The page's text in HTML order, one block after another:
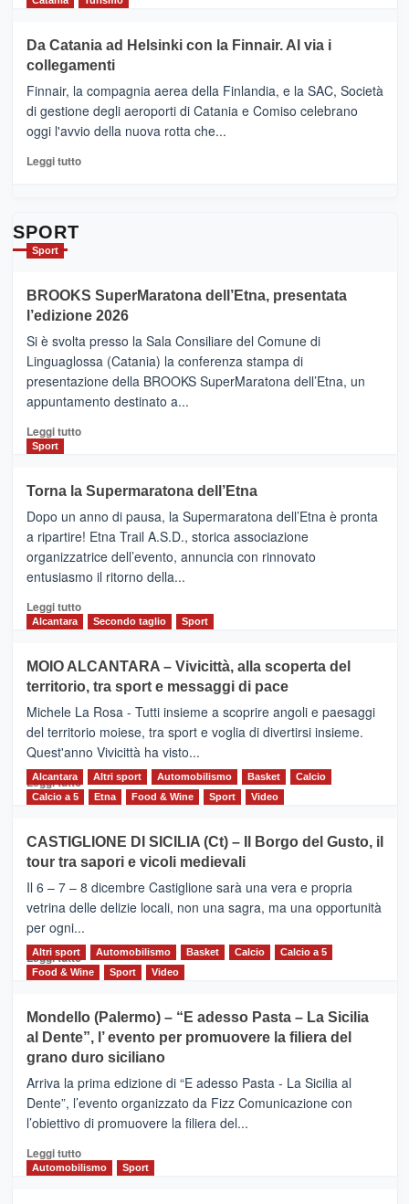
tappe
dell’enoturismo
RANDAZZO
–
Ci
siamo
quasi….
pronti
per
Da Catania ad Helsinki con la Finnair. Al via i
collegamenti
Finnair, la compagnia aerea della Finlandia, e la SAC, Società
di gestione degli aeroporti di Catania e Comiso celebrano
oggi l'avvio della nuova rotta che...
Leggi tuttoLeggi
con
la
Al
via
i
collegamenti
SPORT
Sport
BROOKS SuperMaratona dell’Etna, presentata
l’edizione 2026
Si è svolta presso la Sala Consiliare del Comune di
Linguaglossa (Catania) la conferenza stampa di
presentazione della BROOKS SuperMaratona dell’Etna, un
appuntamento destinato a...
Leggi tuttoLeggi
BROOKS
SuperMaratona
dell’Etna,
presentata
l’edizione
2026
Sport
Torna la Supermaratona dell’Etna
Dopo un anno di pausa, la Supermaratona dell’Etna è pronta
a ripartire! Etna Trail A.S.D., storica associazione
organizzatrice dell’evento, annuncia con rinnovato
entusiasmo il ritorno della...
Leggi tuttoLeggi
Torna
la
Supermaratona
dell’Etna
Alcantara Secondo taglio Sport
MOIO ALCANTARA – Vivicittà, alla scoperta del
territorio, tra sport e messaggi di pace
Michele La Rosa - Tutti insieme a scoprire angoli e paesaggi
del territorio moiese, tra sport e voglia di divertirsi insieme.
Quest'anno Vivicittà ha visto...
Leggi tutto Leggi
MOIO
ALCANTARA
–
Vivicittà,
alla
scoperta
del
territorio,
e
messaggi
di
Alcantara Altri sport Automobilismo Basket
Calcio
Calcio a 5
Etna Food & Wine Sport Video
CASTIGLIONE DI SICILIA (Ct) – Il Borgo del Gusto, il
tour tra sapori e vicoli medievali
Il 6 – 7 – 8 dicembre Castiglione sarà una vera e propria
vetrina delle delizie locali, non una sagra, ma una opportunità
per ogni...
Leggi tuttoLeggi
di
CASTIGLIONE
DI
SICILIA
(Ct)
–
Il
Borgo
Gusto,
il
Altri sport Automobilismo Basket Calcio
Calcio a 5
Food & Wine
Sport Video
Mondello (Palermo) – “E adesso Pasta – La Sicilia
al Dente”, l’ evento per promuovere la filiera del
grano duro siciliano
Arriva la prima edizione di “E adesso Pasta - La Sicilia al
Dente”, l’evento organizzato da Fizz Comunicazione con
l’obiettivo di promuovere la filiera del...
Leggi tuttoLeggi
di
Automobilismo Sport